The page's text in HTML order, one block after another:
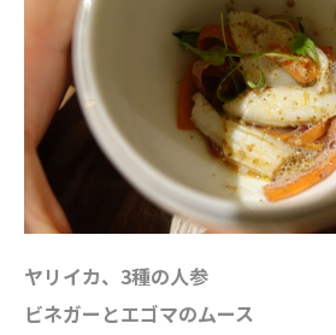
ヤリイカ、3種の人参
ビネガーとエゴマのムース